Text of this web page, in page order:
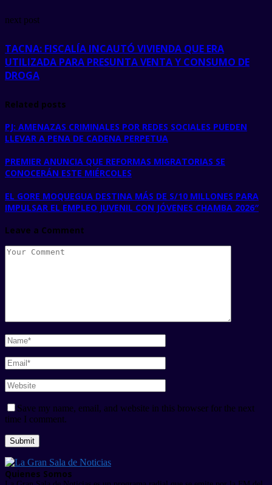
next post
TACNA: FISCALÍA INCAUTÓ VIVIENDA QUE ERA
UTILIZADA PARA PRESUNTA VENTA Y CONSUMO DE
DROGA
Related posts
PJ: AMENAZAS CRIMINALES POR REDES SOCIALES PUEDEN
LLEVAR A PENA DE CADENA PERPETUA
PREMIER ANUNCIA QUE REFORMAS MIGRATORIAS SE
CONOCERÁN ESTE MIÉRCOLES
EL GORE MOQUEGUA DESTINA MÁS DE S/10 MILLONES PARA
IMPULSAR EL EMPLEO JUVENIL CON JÓVENES CHAMBA 2026″
Leave a Comment
Save my name, email, and website in this browser for the next
time I comment.
Quienes Somos